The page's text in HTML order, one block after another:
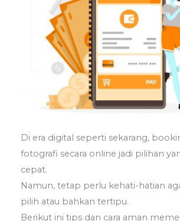
Di era digital seperti sekarang,
fotografi secara online jadi pilihan
cepat.
Namun, tetap perlu kehati-hatian
pilih atau bahkan tertipu.
Berikut ini tips dan cara aman